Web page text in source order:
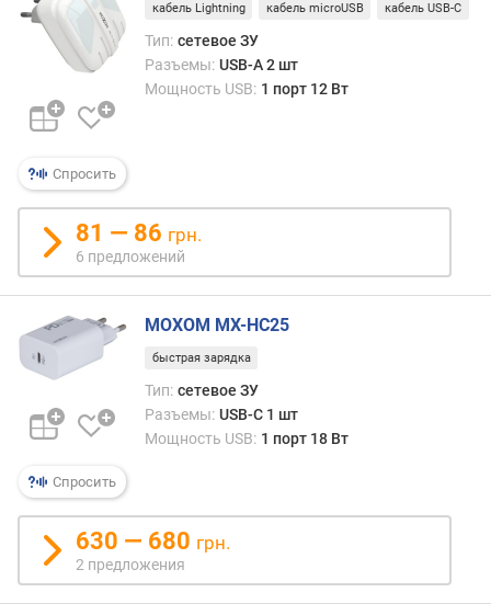
ш
в
м
о
о
т
з
ы
в
м
п
д
а
е
д
о
б
а
в
Спросить
кабель Lightning кабель microUSB кабель USB-C
Тип: сетевое ЗУ
Разъемы: USB-A 2 шт
Мощность USB: 1 порт 12 Вт
81 — 86 грн.
6 предложений
Спросить
MOXOM MX-HC25
быстрая зарядка
Тип: сетевое ЗУ
Разъемы: USB-C 1 шт
Мощность USB: 1 порт 18 Вт
630 — 680 грн.
2 предложения